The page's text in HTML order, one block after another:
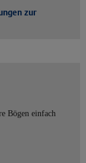
zur
Bögen einfach